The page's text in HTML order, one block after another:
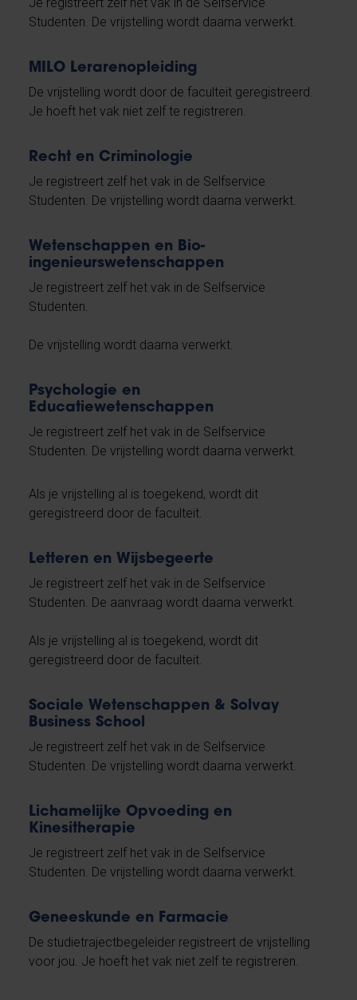
Studenten. De vrijstelling wordt daarna verwerkt.
MILO Lerarenopleiding
De vrijstelling wordt door de faculteit geregistreerd.
Je hoeft het vak niet zelf te registreren.
Recht en Criminologie
Je registreert zelf het vak in de Selfservice
Studenten. De vrijstelling wordt daarna verwerkt.
Wetenschappen en Bio-
ingenieurswetenschappen
Je registreert zelf het vak in de Selfservice
Studenten.
De vrijstelling wordt daarna verwerkt.
Psychologie en
Educatiewetenschappen
Je registreert zelf het vak in de Selfservice
Studenten. De vrijstelling wordt daarna verwerkt.
Als je vrijstelling al is toegekend, wordt dit
geregistreerd door de faculteit.
Letteren en Wijsbegeerte
Je registreert zelf het vak in de Selfservice
Studenten. De aanvraag wordt daarna verwerkt.
Als je vrijstelling al is toegekend, wordt dit
geregistreerd door de faculteit.
Sociale Wetenschappen & Solvay
Business School
Je registreert zelf het vak in de Selfservice
Studenten. De vrijstelling wordt daarna verwerkt.
Lichamelijke Opvoeding en
Kinesitherapie
Je registreert zelf het vak in de Selfservice
Studenten. De vrijstelling wordt daarna verwerkt.
Geneeskunde en Farmacie
De studietrajectbegeleider registreert de vrijstelling
voor jou. Je hoeft het vak niet zelf te registreren.